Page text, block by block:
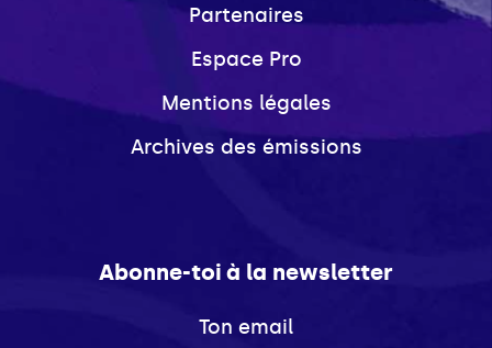
Partenaires
Espace Pro
Mentions légales
Archives des émissions
Abonne-toi à la newsletter
Ton email